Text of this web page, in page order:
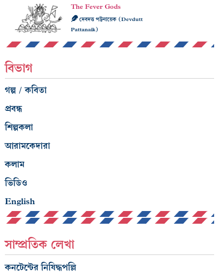
The Fever Gods
দেবদত্ত পট্টনায়েক (Devdutt
Pattanaik)
বিভাগ
গল্প / কবিতা
প্রবন্ধ
শিল্পকলা
আরামকেদারা
কলাম
ভিডিও
English
সাম্প্রতিক লেখা
কনটেন্টের নিষিদ্ধপল্লি